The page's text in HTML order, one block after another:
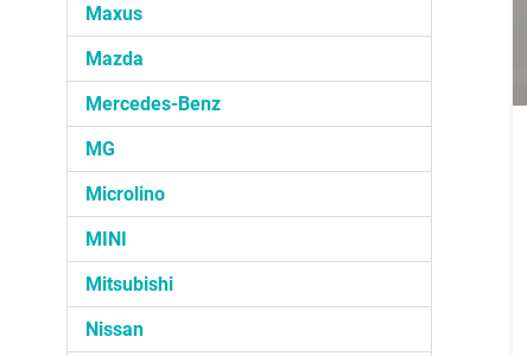
Maxus
Mazda
Mercedes-Benz
MG
Microlino
MINI
Mitsubishi
Nissan